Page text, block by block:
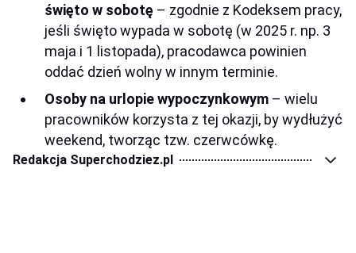
święto w sobotę – zgodnie z Kodeksem pracy,
jeśli święto wypada w sobotę (w 2025 r. np. 3
maja i 1 listopada), pracodawca powinien
oddać dzień wolny w innym terminie.
Osoby na urlopie wypoczynkowym – wielu
pracowników korzysta z tej okazji, by wydłużyć
weekend, tworząc tzw. czerwcówkę.
Redakcja Superchodziez.pl